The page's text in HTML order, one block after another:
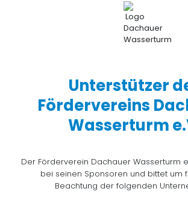
Unterstützer
Fördervereins
Wasserturm
Der Förderverein Dachauer Wasserturm
bei seinen Sponsoren und bittet um
Beachtung der folgenden